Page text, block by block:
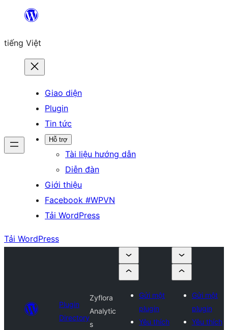
Chuyển
phần
tiếng Việt
Giao diện
Plugin
Tin tức
Hỗ trợ
Tài liệu hướng dẫn
Diễn đàn
Giới thiệu
Facebook #WPVN
Tải WordPress
Tải WordPress
Plugin
Directory
Zyflora
Analytic
s
Gửi một
plugin
Yêu thích
Gửi một
plugin
Yêu thích